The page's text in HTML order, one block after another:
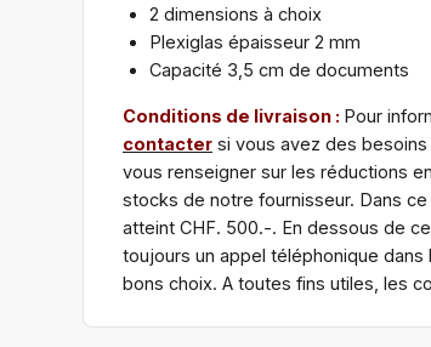
2 dimensions à choix
Plexiglas épaisseur 2 mm
Capacité 3,5 cm de documents
Conditions de livraison : Pour
contacter si vous avez des
vous renseigner sur les réductions
stocks de notre fournisseur. Dans
atteint CHF. 500.-. En dessous de
toujours un appel téléphonique dans
bons choix. A toutes fins utiles, les